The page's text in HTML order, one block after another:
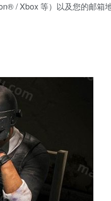
/ Xbox 等）以及您的邮箱地